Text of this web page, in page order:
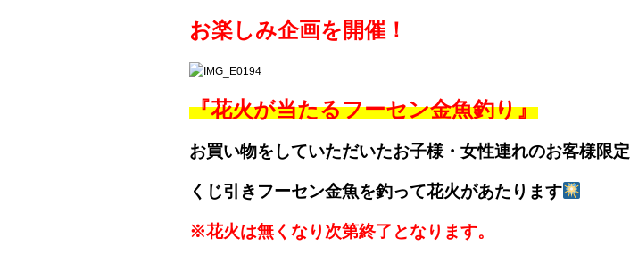
お楽しみ企画を開催！
『花火が当たるフーセン金魚釣り』
お買い物をしていただいたお子様・女性連れのお客様限定
くじ引きフーセン金魚を釣って花火があたります
※花火は無くなり次第終了となります。